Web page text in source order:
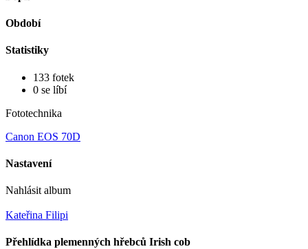
Období
Statistiky
133 fotek
0 se líbí
Fototechnika
Canon EOS 70D
Nastavení
Nahlásit album
Kateřina Filipi
Přehlídka plemenných hřebců Irish cob